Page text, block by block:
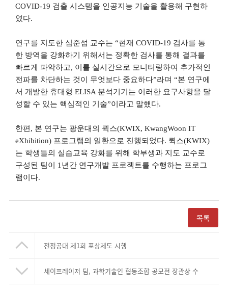
COVID-19 검출 시스템을 인공지능 기술을 활용해 구현하
였다.
연구를 지도한 심준섭 교수는 “현재 COVID-19 검사를 통
한 방역을 강화하기 위해서는 정확한 검사를 통해 결과를
빠르게 파악하고, 이를 실시간으로 모니터링하여 추가적인
전파를 차단하는 것이 무엇보다 중요하다”라며 “본 연구에
서 개발한 휴대형 ELISA 분석기기는 이러한 요구사항을 달
성할 수 있는 핵심적인 기술”이라고 말했다.
한편, 본 연구는 광운대의 퀵스(KWIX, KwangWoon IT
eXhibition) 프로그램의 일환으로 진행되었다. 퀵스(KWIX)
는 학생들의 실습교육 강화를 위해 학부생과 지도 교수로
구성된 팀이 1년간 연구개발 프로젝트를 수행하는 프로그
램이다.
목록
전정공대 제1회 포상제도 시행
세이프레이저 팀, 과학기술인 협동조합 공모전 장관상 수